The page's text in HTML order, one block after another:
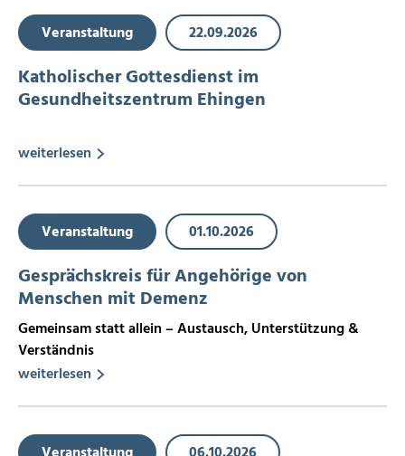
Veranstaltung 22.09.2026
Katholischer Gottesdienst im
Gesundheitszentrum Ehingen
weiterlesen
Veranstaltung 01.10.2026
Gesprächskreis für Angehörige von
Menschen mit Demenz
Gemeinsam statt allein – Austausch, Unterstützung &
Verständnis
weiterlesen